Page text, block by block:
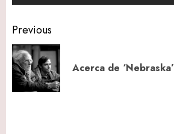
Post
navigation
Previous
Acerca de ‘Nebraska’